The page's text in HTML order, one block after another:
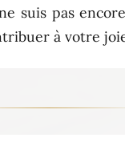
suis pas
à votre